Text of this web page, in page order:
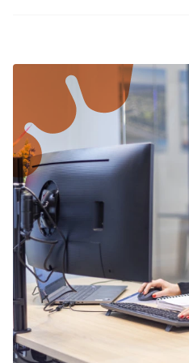
bis zum 05.01.2026
Niedersachsen: vom
05.01.2026
Nordrhein-
06.01.2026
Rheinland-Pfalz: vom
07.01.2026
Saarland: vom
Sachsen-Anhalt:
05.01.2026
Sachsen: vom
Schleswig-Holstein:
06.01.2026
Ihren
Summio Parcs und
unvergessliche Zeit!